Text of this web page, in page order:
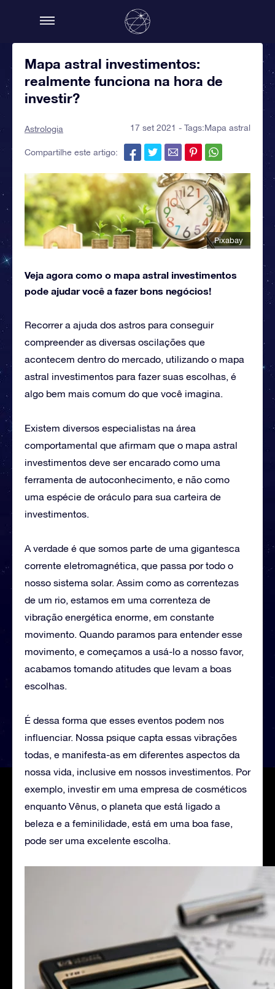
Mapa astral investimentos:
realmente funciona na hora de
investir?
Astrologia 17 set 2021 - Tags:Mapa astral
Compartilhe este artigo:
Pixabay
Veja agora como o mapa astral investimentos
pode ajudar você a fazer bons negócios!
Recorrer a ajuda dos astros para conseguir
compreender as diversas oscilações que
acontecem dentro do mercado, utilizando o mapa
astral investimentos para fazer suas escolhas, é
algo bem mais comum do que você imagina.
Existem diversos especialistas na área
comportamental que afirmam que o mapa astral
investimentos deve ser encarado como uma
ferramenta de autoconhecimento, e não como
uma espécie de oráculo para sua carteira de
investimentos.
A verdade é que somos parte de uma gigantesca
corrente eletromagnética, que passa por todo o
nosso sistema solar. Assim como as correntezas
de um rio, estamos em uma correnteza de
vibração energética enorme, em constante
movimento. Quando paramos para entender esse
movimento, e começamos a usá-lo a nosso favor,
acabamos tomando atitudes que levam a boas
escolhas.
É dessa forma que esses eventos podem nos
influenciar. Nossa psique capta essas vibrações
todas, e manifesta-as em diferentes aspectos da
nossa vida, inclusive em nossos investimentos. Por
exemplo, investir em uma empresa de cosméticos
enquanto Vênus, o planeta que está ligado a
beleza e a feminilidade, está em uma boa fase,
pode ser uma excelente escolha.